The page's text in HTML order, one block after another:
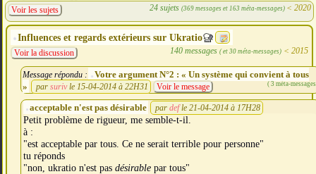
24 sujets (369 messages et 163 méta-messages) < 2020
Voir les sujets
Influences et regards extérieurs sur Ukratio
140 messages ( et 30 méta-messages)< 2015
Voir la discussion
Message répondu :
Votre argument N°2 : « Un système qui convient à tous
»
par suriv le 15-04-2014 à 22H31 ( 3 méta-
Voir le message
acceptable n'est pas désirable par def le 21-04-2014 à 17H28
Petit problème de rigueur, me semble-t-il.
à :
"est acceptable par tous. Ce ne serait terrible pour personne"
tu réponds
"non, ukratio n'est pas désirable par tous"